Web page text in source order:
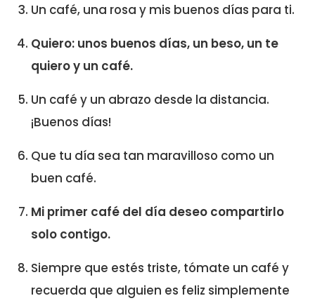
Un café, una rosa y mis buenos días para ti.
Quiero: unos buenos días, un beso, un te
quiero y un café.
Un café y un abrazo desde la distancia.
¡Buenos días!
Que tu día sea tan maravilloso como un
buen café.
Mi primer café del día deseo compartirlo
solo contigo.
Siempre que estés triste, tómate un café y
recuerda que alguien es feliz simplemente